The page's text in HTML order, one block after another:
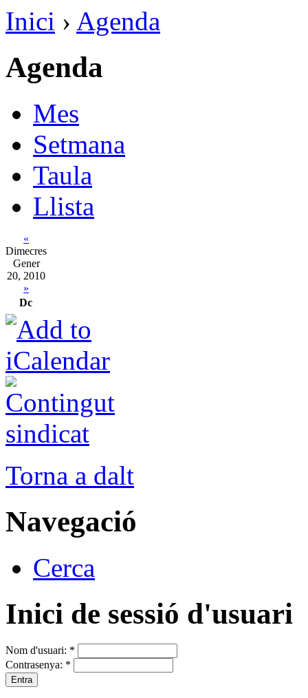
Inici › Agenda
Agenda
Mes
Setmana
Taula
Llista
«
Dimecres
Gener
20, 2010
»
Dc
Torna a dalt
Navegació
Cerca
Inici de sessió d'usuari
Nom d'usuari: *
Contrasenya: *